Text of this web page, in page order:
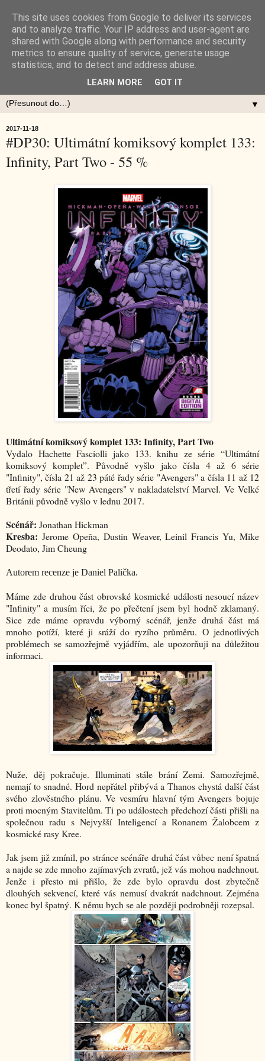
▼
2017-11-18
#DP30: Ultimátní komiksový komplet 133:
Infinity, Part Two - 55 %
Ultimátní komiksový komplet 133: Infinity, Part Two
Vydalo Hachette Fasciolli jako 133. knihu ze série “Ultimátní
komiksový komplet”. Původně vyšlo jako čísla 4 až 6 série
"Infinity", čísla 21 až 23 páté řady série "Avengers" a čísla 11 až 12
třetí řady série "New Avengers" v nakladatelství Marvel. Ve Velké
Británii původně vyšlo v lednu 2017.
Scénář: Jonathan Hickman
Kresba: Jerome Opeña, Dustin Weaver, Leinil Francis Yu, Mike
Deodato, Jim Cheung
Autorem recenze je Daniel Palička.
Máme zde druhou část obrovské kosmické události nesoucí název
"Infinity" a musím říci, že po přečtení jsem byl hodně zklamaný.
Sice zde máme opravdu výborný scénář, jenže druhá část má
mnoho potíží, které ji sráží do ryzího průměru. O jednotlivých
problémech se samozřejmě vyjádřím, ale upozorňuji na důležitou
informaci.
Nuže, děj pokračuje. Illuminati stále brání Zemi. Samozřejmě,
nemají to snadné. Hord nepřátel přibývá a Thanos chystá další část
svého zlověstného plánu. Ve vesmíru hlavní tým Avengers bojuje
proti mocným Stavitelům. Ti po událostech předchozí části přišli na
společnou radu s Nejvyšší Inteligencí a Ronanem Žalobcem z
kosmické rasy Kree.
Jak jsem již zmínil, po stránce scénáře druhá část vůbec není špatná
a najde se zde mnoho zajímavých zvratů, jež vás mohou nadchnout.
Jenže i přesto mi přišlo, že zde bylo opravdu dost zbytečně
dlouhých sekvencí, které vás nemusí dvakrát nadchnout. Zejména
konec byl špatný. K němu bych se ale později podrobněji rozepsal.
This site uses cookies from Google to deliver its services
and to analyze traffic. Your IP address and user-agent are
shared with Google along with performance and security
metrics to ensure quality of service, generate usage
statistics, and to detect and address abuse.
LEARN MORE GOT IT